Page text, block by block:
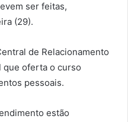
ser feitas,
(29).
de Relacionamento
que oferta o curso
pessoais.
estão